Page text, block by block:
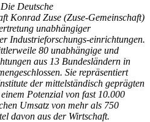
Die Deutsche
Konrad Zuse (Zuse-Gemeinschaft)
unabhängiger
Industrieforschungs-einrichtungen.
80 unabhängige und
aus 13 Bundesländern in
Sie repräsentiert
der mittelständisch geprägten
Potenzial von fast 10.000
Umsatz von mehr als 750
davon aus der Wirtschaft.